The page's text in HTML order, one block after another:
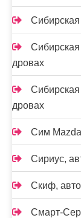
Сибирская
дровах
дровах
Сим
Сириус,
Скиф,
Смарт-